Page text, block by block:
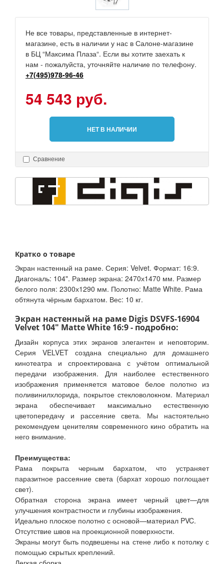
Не все товары, представленные в интернет-
магазине, есть в наличии у нас в Салоне-магазине
в БЦ “Максима Плаза“. Если вы хотите заехать к
нам - пожалуйста, уточняйте наличие по телефону.
+7(495)978-96-46
54 543 руб.
НЕТ В НАЛИЧИИ
Сравнение
Кратко о товаре
Экран настенный на раме. Серия: Velvet. Формат: 16:9.
Диагональ: 104". Размер экрана: 2470х1470 мм. Размер
белого поля: 2300х1290 мм. Полотно: Matte White. Рама
обтянута чёрным бархатом. Вес: 10 кг.
Экран настенный на раме Digis DSVFS-16904
Velvet 104" Matte White 16:9 - подробно:
Дизайн корпуса этих экранов элегантен и неповторим.
Серия VELVET создана специально для домашнего
кинотеатра и спроектирована с учётом оптимальной
передачи изображения. Для наиболее естественного
изображения применяется матовое белое полотно из
поливинилхлорида, покрытое стекловолокном. Материал
экрана обеспечивает максимально естественную
цветопередачу и рассеяние света. Мы настоятельно
рекомендуем ценителям современного кино обратить на
него внимание.
Преимущества:
Рама покрыта черным бархатом, что устраняет
паразитное рассеяние света (бархат хорошо поглощает
свет).
Обратная сторона экрана имеет черный цвет—для
улучшения контрастности и глубины изображения.
Идеально плоское полотно с основой—материал PVC.
Отсутствие швов на проекционной поверхности.
Экраны могут быть подвешены на стене либо к потолку с
помощью скрытых креплений.